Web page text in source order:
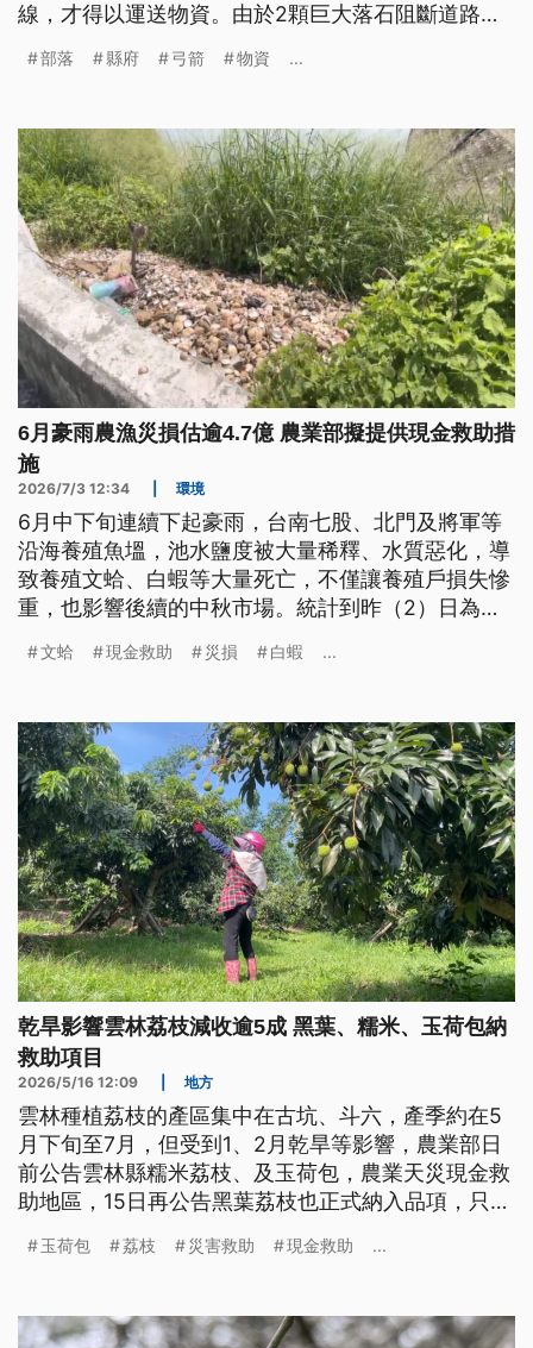
線，才得以運送物資。由於2顆巨大落石阻斷道路，
落石，公所趕緊搶通中。這次風災也造成公館鄉的紅
部落 縣府 弓箭 物資 ...
6月豪雨農漁災損估逾4.7億 農業部擬提供現金救助措
施
2026/7/3 12:34 環境
6月中下旬連續下起豪雨，台南七股、北門及將軍等
沿海養殖魚塭，池水鹽度被大量稀釋、水質惡化，導
致養殖文蛤、白蝦等大量死亡，不僅讓養殖戶損失慘
重，也影響後續的中秋市場。統計到昨（2）日為止
供現金救助及低利貸款等措施來協助。
文蛤 現金救助 災損 白蝦 ...
乾旱影響雲林荔枝減收逾5成 黑葉、糯米、玉荷包納
救助項目
2026/5/16 12:09 地方
雲林種植荔枝的產區集中在古坑、斗六，產季約在5
月下旬至7月，但受到1、2月乾旱等影響，農業部日
前公告雲林縣糯米荔枝、及玉荷包，農業天災現金救
助地區，15日再公告黑葉荔枝也正式納入品項，只要
玉荷包 荔枝 災害救助 現金救助 ...